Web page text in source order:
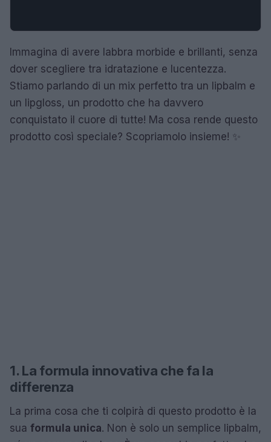
Immagina di avere labbra morbide e brillanti, senza
dover scegliere tra idratazione e lucentezza.
Stiamo parlando di un mix perfetto tra un lipbalm e
un lipgloss, un prodotto che ha davvero
conquistato il cuore di tutte! Ma cosa rende questo
prodotto così speciale? Scopriamolo insieme! ✨
1. La formula innovativa che fa la
differenza
La prima cosa che ti colpirà di questo prodotto è la
sua formula unica. Non è solo un semplice lipbalm,